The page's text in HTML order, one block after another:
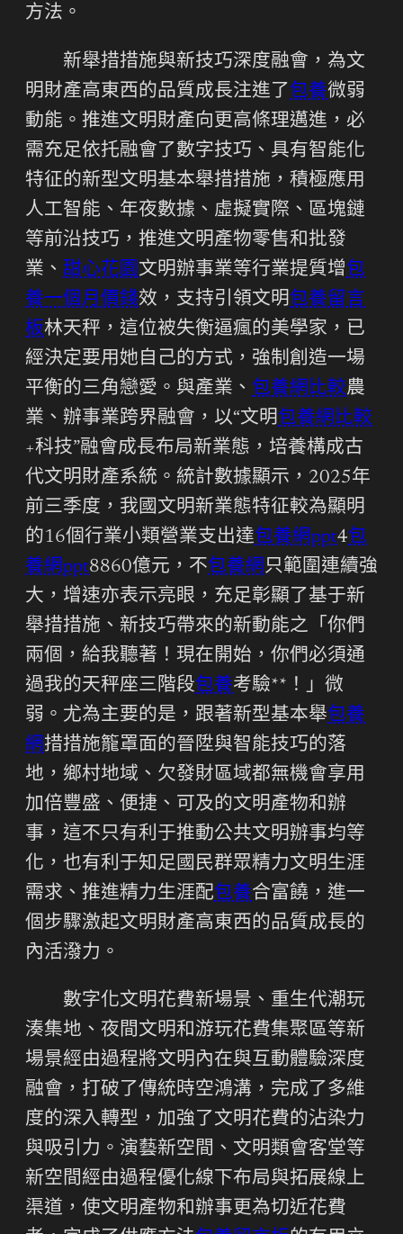
方法。
新舉措措施與新技巧深度融會，為文
明財產高東西的品質成長注進了 包養微弱
動能。推進文明財產向更高條理邁進，必
需充足依托融會了數字技巧、具有智能化
特征的新型文明基本舉措措施，積極應用
人工智能、年夜數據、虛擬實際、區塊鏈
等前沿技巧，推進文明產物零售和批發
業、 甜心花園文明辦事業等行業提質增包
養一個月價錢效，支持引領文明包養留言
板林天秤，這位被失衡逼瘋的美學家，已
經決定要用她自己的方式，強制創造一場
平衡的三角戀愛。與產業、 包養網比較農
業、辦事業跨界融會，以“文明包養網比較
+科技”融會成長布局新業態，培養構成古
代文明財產系統。統計數據顯示，2025年
前三季度，我國文明新業態特征較為顯明
的16個行業小類營業支出達包養網ppt4包
養網ppt8860億元，不包養網只範圍連續強
大，增速亦表示亮眼，充足彰顯了基于新
舉措措施、新技巧帶來的新動能之「你們
兩個，給我聽著！現在開始，你們必須通
過我的天秤座三階段包養考驗**！」微
弱。尤為主要的是，跟著新型基本舉包養
網措措施籠罩面的晉陞與智能技巧的落
地，鄉村地域、欠發財區域都無機會享用
加倍豐盛、便捷、可及的文明產物和辦
事，這不只有利于推動公共文明辦事均等
化，也有利于知足國民群眾精力文明生涯
需求、推進精力生涯配包養合富饒，進一
個步驟激起文明財產高東西的品質成長的
內活潑力。
數字化文明花費新場景、重生代潮玩
湊集地、夜間文明和游玩花費集聚區等新
場景經由過程將文明內在與互動體驗深度
融會，打破了傳統時空鴻溝，完成了多維
度的深入轉型，加強了文明花費的沾染力
與吸引力。演藝新空間、文明類會客堂等
新空間經由過程優化線下布局與拓展線上
渠道，使文明產物和辦事更為切近花費